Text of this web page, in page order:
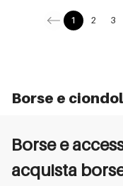
1 2 3
Borse e
Borse e
acquista